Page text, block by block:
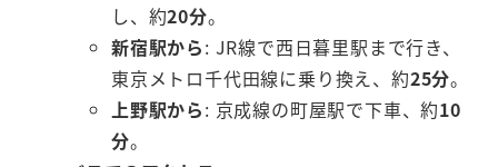
し、約20分。
新宿駅から: JR線で西日暮里駅まで行き、
東京メトロ千代田線に乗り換え、約25分。
上野駅から: 京成線の町屋駅で下車、約10
分。